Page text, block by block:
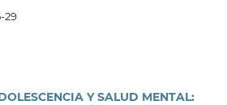
29
Y SALUD MENTAL: